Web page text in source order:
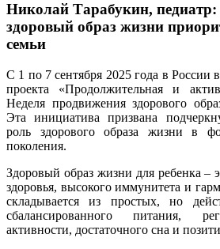
Николай Тарабукин, педиатр:
здоровый образ жизни
семьи
С 1 по 7 сентября 2025 года в России
проекта «Продолжительная и
Неделя продвижения здорового
Эта инициатива призвана
роль здорового образа жизни в
поколения.
Здоровый образ жизни для ребенка –
здоровья, высокого иммунитета и
складывается из простых, но
сбалансированного питания,
активности, достаточного сна и